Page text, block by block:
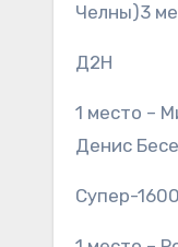
Челны)3
Д2Н
1 место –
Денис
Супер-1600